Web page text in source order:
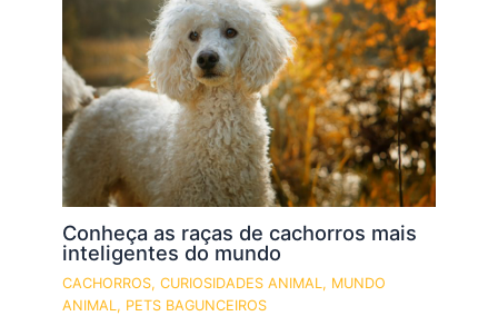
Conheça as raças de cachorros mais
inteligentes do mundo
CACHORROS,CURIOSIDADES ANIMAL, MUNDO
ANIMAL, PETS BAGUNCEIROS